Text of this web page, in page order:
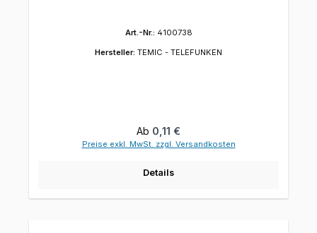
Art.-Nr.: 4100738
Hersteller: TEMIC - TELEFUNKEN
Regulärer Preis:
Ab 0,11 €
Preise exkl. MwSt. zzgl. Versandkosten
Details